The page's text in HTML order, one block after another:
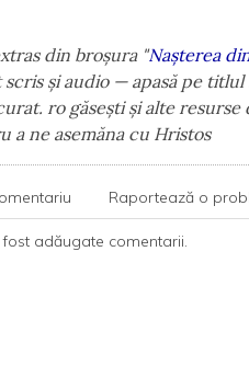
din broșura "Nașterea
și audio — apasă pe
ro găsești și alte
a ne asemăna cu Hristos
Raportează o
adăugate comentarii.